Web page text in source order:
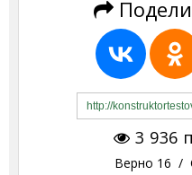
3 936
Верно 16 /